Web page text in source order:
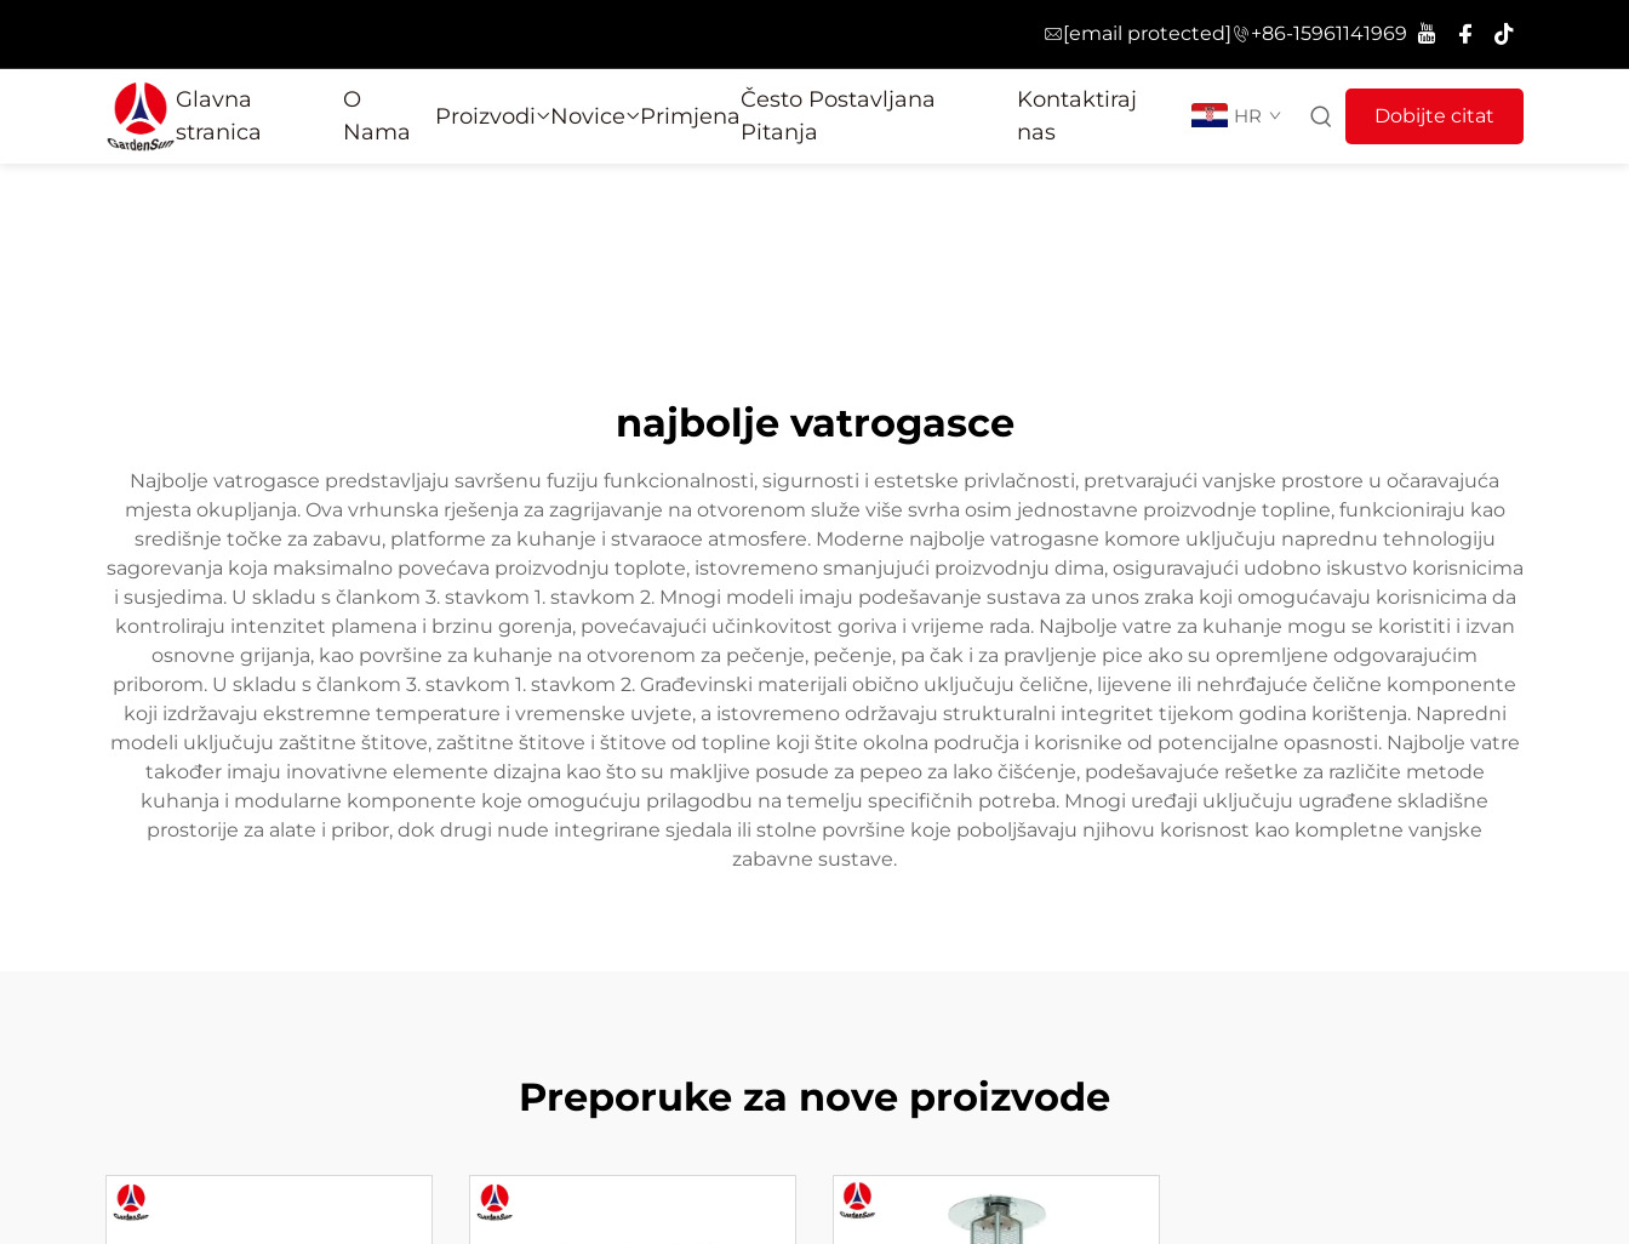
[email protected] +86-15961141969
Glavna
stranica
O
Nama
Proizvodi Novice Primjena
Često Postavljana
Pitanja
Kontaktiraj
nas
HR Dobijte citat
najbolje vatrogasce
Najbolje vatrogasce predstavljaju savršenu fuziju funkcionalnosti, sigurnosti i estetske privlačnosti, pretvarajući vanjske prostore u očaravajuća
mjesta okupljanja. Ova vrhunska rješenja za zagrijavanje na otvorenom služe više svrha osim jednostavne proizvodnje topline, funkcioniraju kao
središnje točke za zabavu, platforme za kuhanje i stvaraoce atmosfere. Moderne najbolje vatrogasne komore uključuju naprednu tehnologiju
sagorevanja koja maksimalno povećava proizvodnju toplote, istovremeno smanjujući proizvodnju dima, osiguravajući udobno iskustvo korisnicima
i susjedima. U skladu s člankom 3. stavkom 1. stavkom 2. Mnogi modeli imaju podešavanje sustava za unos zraka koji omogućavaju korisnicima da
kontroliraju intenzitet plamena i brzinu gorenja, povećavajući učinkovitost goriva i vrijeme rada. Najbolje vatre za kuhanje mogu se koristiti i izvan
osnovne grijanja, kao površine za kuhanje na otvorenom za pečenje, pečenje, pa čak i za pravljenje pice ako su opremljene odgovarajućim
priborom. U skladu s člankom 3. stavkom 1. stavkom 2. Građevinski materijali obično uključuju čelične, lijevene ili nehrđajuće čelične komponente
koji izdržavaju ekstremne temperature i vremenske uvjete, a istovremeno održavaju strukturalni integritet tijekom godina korištenja. Napredni
modeli uključuju zaštitne štitove, zaštitne štitove i štitove od topline koji štite okolna područja i korisnike od potencijalne opasnosti. Najbolje vatre
također imaju inovativne elemente dizajna kao što su makljive posude za pepeo za lako čišćenje, podešavajuće rešetke za različite metode
kuhanja i modularne komponente koje omogućuju prilagodbu na temelju specifičnih potreba. Mnogi uređaji uključuju ugrađene skladišne
prostorije za alate i pribor, dok drugi nude integrirane sjedala ili stolne površine koje poboljšavaju njihovu korisnost kao kompletne vanjske
zabavne sustave.
Preporuke za nove proizvode